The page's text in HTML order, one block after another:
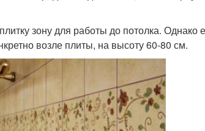
зону для работы до потолка. Однако
возле плиты, на высоту 60-80 см.